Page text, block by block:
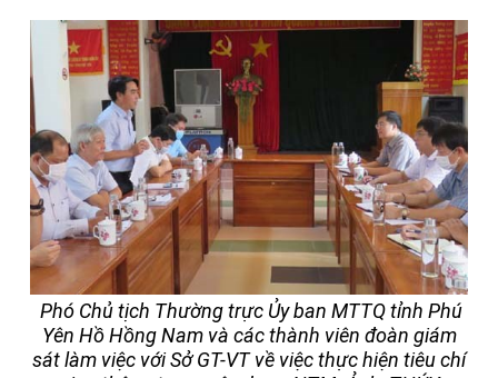
Phó Chủ tịch Thường trực Ủy ban MTTQ tỉnh Phú
Yên Hồ Hồng Nam và các thành viên đoàn giám
sát làm việc với Sở GT-VT về việc thực hiện tiêu chí